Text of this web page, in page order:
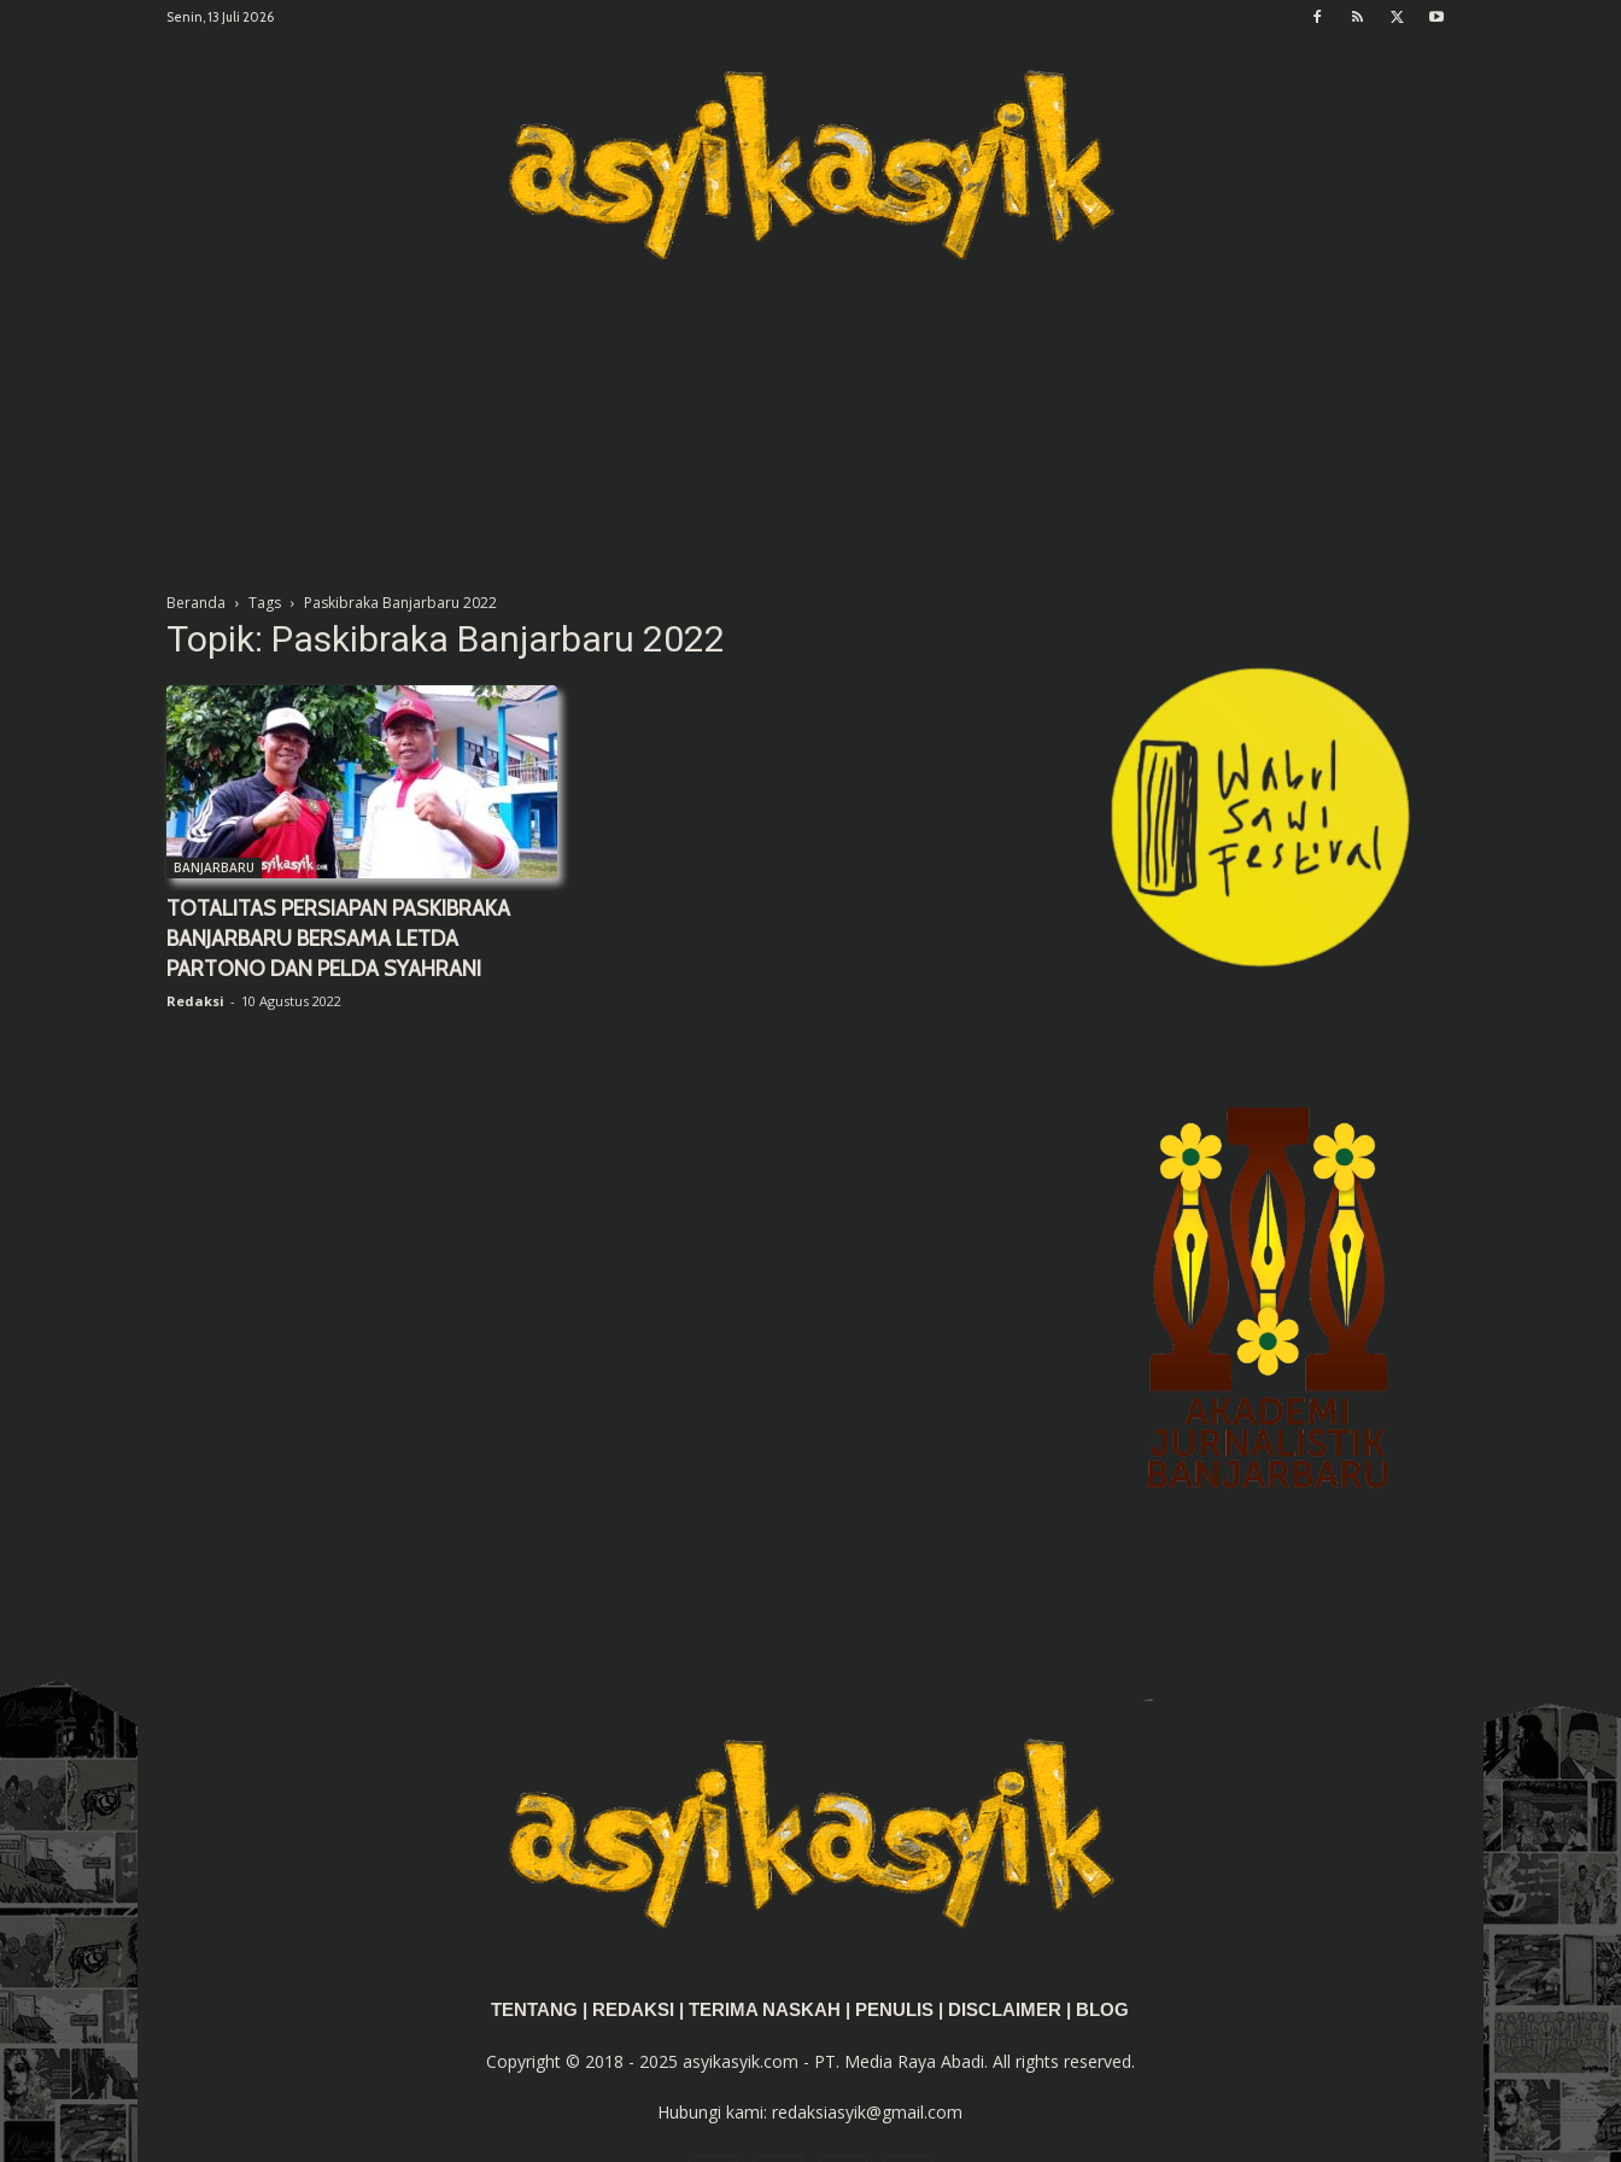
Senin, 13 Juli 2026
Beranda Tags Paskibraka Banjarbaru 2022
Topik: Paskibraka Banjarbaru 2022
BANJARBARU
TOTALITAS PERSIAPAN PASKIBRAKA
BANJARBARU BERSAMA LETDA
PARTONO DAN PELDA SYAHRANI
Redaksi - 10 Agustus 2022
TENTANG REDAKSI TERIMA NASKAH PENULIS DISCLAIMER BLOG
Copyright © 2018 - 2025 asyikasyik.com - PT. Media Raya Abadi. All rights reserved.
Hubungi kami:redaksiasyik@gmail.com